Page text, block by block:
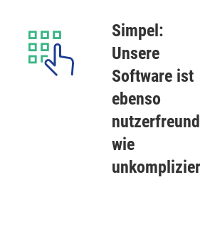
Simpel:
Unsere
Software ist
ebenso
wie